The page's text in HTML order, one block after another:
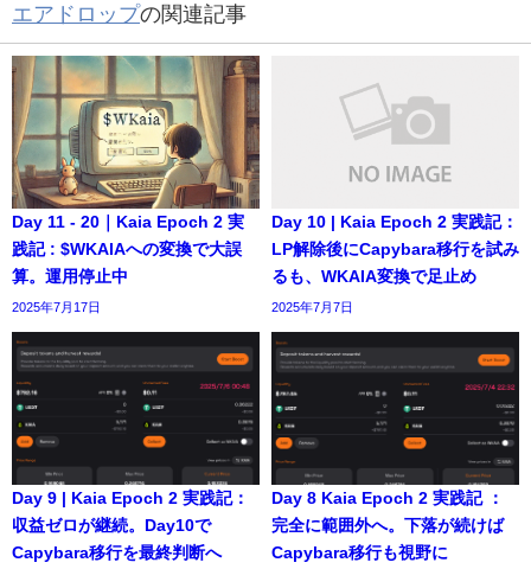
エアドロップの関連記事
Day 11 - 20｜Kaia Epoch 2 実
践記 : $WKAIAへの変換で大誤
算。運用停止中
2025年7月17日
Day 10 | Kaia Epoch 2 実践記：
LP解除後にCapybara移行を試み
るも、WKAIA変換で足止め
2025年7月7日
Day 9 | Kaia Epoch 2 実践記：
収益ゼロが継続。Day10で
Capybara移行を最終判断へ
Day 8 Kaia Epoch 2 実践記 ：
完全に範囲外へ。下落が続けば
Capybara移行も視野に